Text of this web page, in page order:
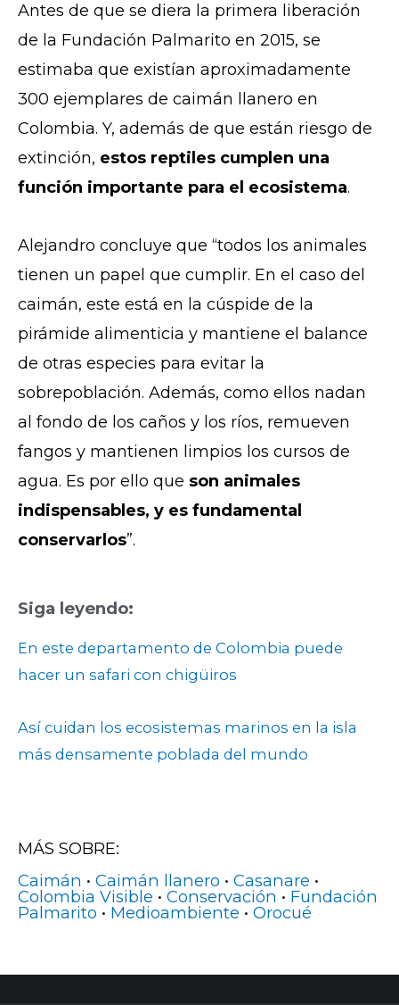
Antes de que se diera la primera liberación
de la Fundación Palmarito en 2015, se
estimaba que existían aproximadamente
300 ejemplares de caimán llanero en
Colombia. Y, además de que están riesgo de
extinción, estos reptiles cumplen una
función importante para el ecosistema.
Alejandro concluye que “todos los animales
tienen un papel que cumplir. En el caso del
caimán, este está en la cúspide de la
pirámide alimenticia y mantiene el balance
de otras especies para evitar la
sobrepoblación. Además, como ellos nadan
al fondo de los caños y los ríos, remueven
fangos y mantienen limpios los cursos de
agua. Es por ello que son animales
indispensables, y es fundamental
conservarlos”.
Siga leyendo:
En este departamento de Colombia puede
hacer un safari con chigüiros
Así cuidan los ecosistemas marinos en la isla
más densamente poblada del mundo
MÁS SOBRE:
Caimán • Caimán llanero • Casanare •
Colombia Visible • Conservación • Fundación
Palmarito • Medioambiente • Orocué